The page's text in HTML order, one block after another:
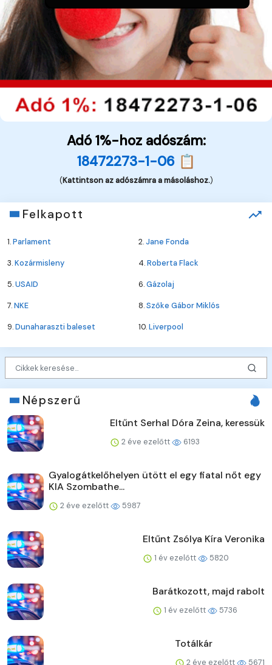
Adó 1%-hoz adószám:
18472273-1-06 📋
(Kattintson az adószámra a másoláshoz.)
Felkapott
1.Parlament 2.Jane Fonda
3.Kozármisleny 4.Roberta Flack
5.USAID 6.Gázolaj
7.NKE 8.Szőke Gábor Miklós
9.Dunaharaszti baleset 10.Liverpool
Népszerű
Eltűnt Serhal Dóra Zeina, keressük
2 éve ezelőtt 6193
Gyalogátkelőhelyen ütött el egy fiatal nőt egy
KIA Szombathe...
2 éve ezelőtt 5987
Eltűnt Zsólya Kíra Veronika
1 év ezelőtt 5820
Barátkozott, majd rabolt
1 év ezelőtt 5736
Totálkár
2 éve ezelőtt 5671